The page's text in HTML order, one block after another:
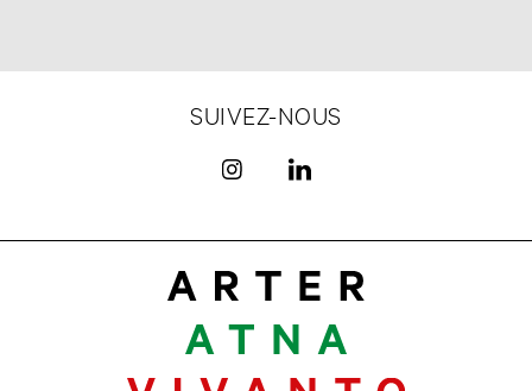
SUIVEZ-NOUS